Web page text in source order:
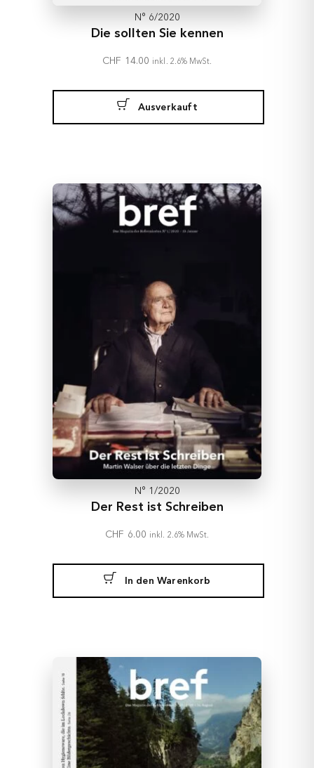
Geschichten
N° 6/2020
Die sollten Sie kennen
CHF 14.00 inkl. 2.6% MwSt.
Ausverkauft
N° 1/2020
Der Rest ist Schreiben
CHF 6.00 inkl. 2.6% MwSt.
In den Warenkorb